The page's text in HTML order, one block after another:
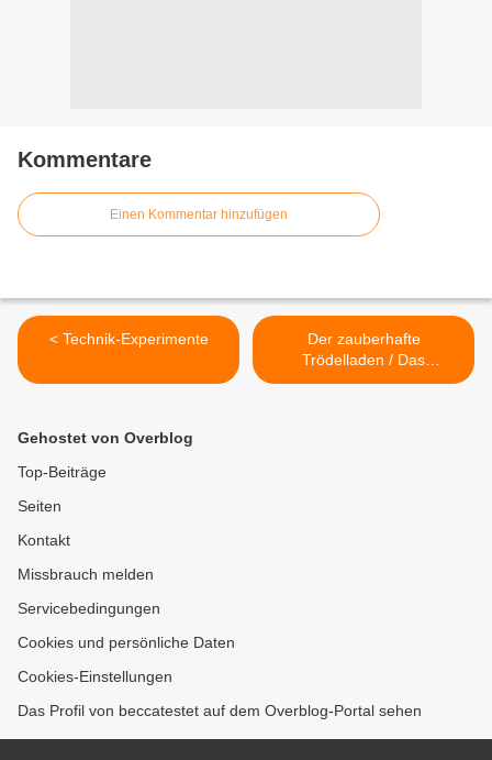
Kommentare
Einen Kommentar hinzufügen
< Technik-Experimente
Der zauberhafte
Trödelladen / Das
wunderbare Wollparadies >
Gehostet von Overblog
Top-Beiträge
Seiten
Kontakt
Missbrauch melden
Servicebedingungen
Cookies und persönliche Daten
Cookies-Einstellungen
Das Profil von beccatestet auf dem Overblog-Portal sehen